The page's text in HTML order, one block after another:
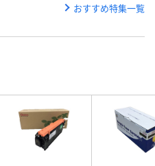
おすすめ特集一覧